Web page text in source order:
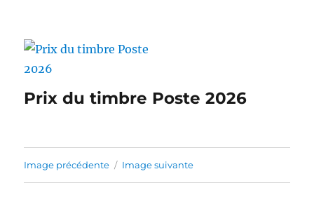
Prix du timbre Poste 2026
Image précédente Image suivante